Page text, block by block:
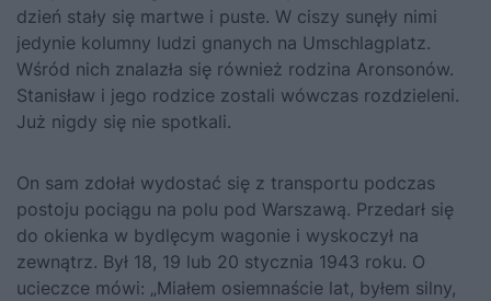
dzień stały się martwe i puste. W ciszy sunęły nimi
jedynie kolumny ludzi gnanych na Umschlagplatz.
Wśród nich znalazła się również rodzina Aronsonów.
Stanisław i jego rodzice zostali wówczas rozdzieleni.
Już nigdy się nie spotkali.
On sam zdołał wydostać się z transportu podczas
postoju pociągu na polu pod Warszawą. Przedarł się
do okienka w bydlęcym wagonie i wyskoczył na
zewnątrz. Był 18, 19 lub 20 stycznia 1943 roku. O
ucieczce mówi: „Miałem osiemnaście lat, byłem silny,